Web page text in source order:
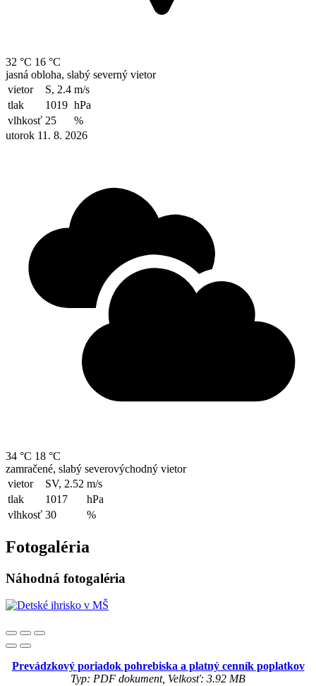
32 °C 16 °C
jasná obloha, slabý severný vietor
vietor
S, 2.4 m/s
tlak
1019 hPa
vlhkosť 25
%
utorok 11. 8. 2026
34 °C 18 °C
zamračené, slabý severovýchodný vietor
vietor
SV, 2.52 m/s
tlak
1017
hPa
vlhkosť 30 %
Fotogaléria
Náhodná fotogaléria
Prevádzkový poriadok pohrebiska a platný cenník poplatkov
Typ: PDF dokument, Velkosť: 3.92 MB